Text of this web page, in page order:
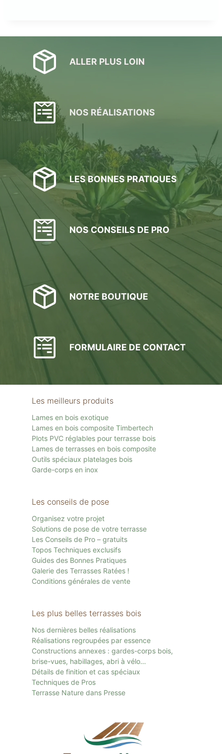
ALLER PLUS LOIN
NOS RÉALISATIONS
LES BONNES PRATIQUES
NOS CONSEILS DE PRO
NOTRE BOUTIQUE
FORMULAIRE DE CONTACT
Les meilleurs produits
Lames en bois exotique
Lames en bois composite Timbertech
Plots PVC réglables pour terrasse bois
Lames de terrasses en bois composite
Outils spéciaux platelages bois
Garde-corps en inox
Les conseils de pose
Organisez votre projet
Solutions de pose de votre terrasse
Les Conseils de Pro – gratuits
Topos Techniques exclusifs
Guides des Bonnes Pratiques
Galerie des Terrasses Ratées !
Conditions générales de vente
Les plus belles terrasses bois
Nos dernières belles réalisations
Réalisations regroupées par essence
Constructions annexes : gardes-corps bois,
brise-vues, habillages, abri à vélo…
Détails de finition et cas spéciaux
Techniques de Pros
Terrasse Nature dans Presse